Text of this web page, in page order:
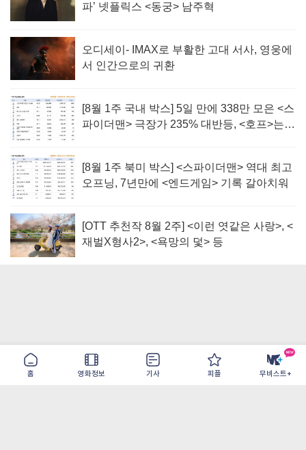
홈 영화정보 기사 피플 무비스트+
파’ 넷플릭스 <동궁> 남주혁
오디세이- IMAX로 부활한 고대 서사, 영웅에
서 인간으로의 귀환
[8월 1주 국내 박스] 5일 만에 338만 모은 <스
파이더맨> 극장가 235% 대반등, <호프>는
[8월 1주 북미 박스] <스파이더맨> 역대 최고
오프닝, 7년만에 <엔드게임> 기록 갈아치워
[OTT 추천작 8월 2주] <이런 엿같은 사랑>, <
재벌X형사2>, <욕망의 덫> 등